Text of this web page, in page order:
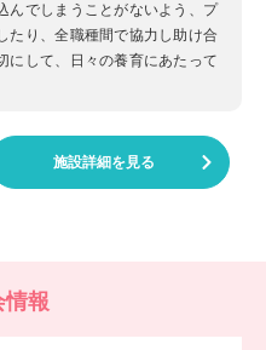
んでしまうことがないよう、プ
たり、全職種間で協力し助け合
にして、日々の養育にあたって
施設詳細を見る
情報